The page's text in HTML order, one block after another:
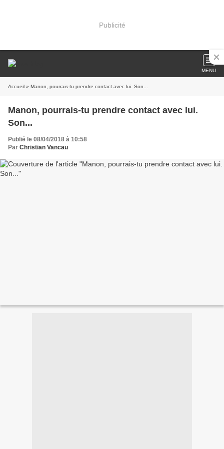
Publicité
MENU
Accueil » Manon, pourrais-tu prendre contact avec lui. Son...
Manon, pourrais-tu prendre contact avec lui.
Son...
Publié le 08/04/2018 à 10:58
Par Christian Vancau